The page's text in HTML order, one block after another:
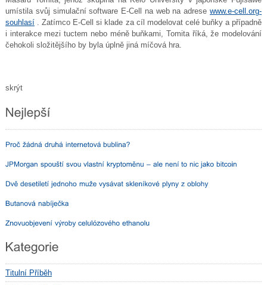
umístila svůj simulační software E-Cell na web na adresewww.e-cell.org-
souhlasí. Zatímco E-Cell si klade za cíl modelovat celé buňky a případně
i interakce mezi tuctem nebo méně buňkami, Tomita říká, že modelování
čehokoli složitějšího by byla úplně jiná míčová hra.
skrýt
Titulní Příběh